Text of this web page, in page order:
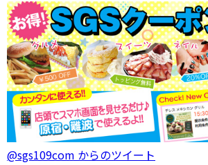
@sgs109com からのツイート